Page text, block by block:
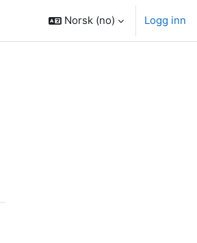
Norsk ‎(no)‎ Logg inn